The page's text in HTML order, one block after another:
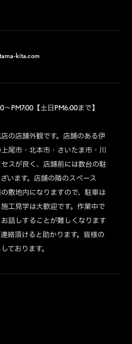
kita.com
PM7:00【土日PM6:00まで】
の店舗外観です。店舗のある伊
尾市・北本市・さいたま市・川
スが良く、店舗前には数台の駐
います。店舗の隣のスペース
敷地内になりますので、駐車は
工見学は大歓迎です。作業中で
話しすることが難しくなります
絡頂けると助かります。皆様の
ております。